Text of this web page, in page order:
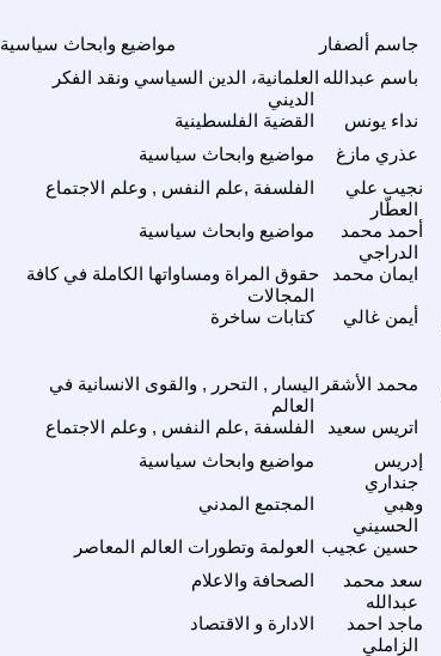
مواضيع وابحاث سياسية جاسم ألصفار
العلمانية، الدين السياسي ونقد الفكر
الديني
باسم عبدالله
القضية الفلسطينية نداء يونس
مواضيع وابحاث سياسية
عذري مازغ
الفلسفة ,علم النفس , وعلم الاجتماع
نجيب علي
العطّار
مواضيع وابحاث سياسية
أحمد محمد
الدراجي
حقوق المراة ومساواتها الكاملة في كافة
المجالات
ايمان محمد
كتابات ساخرة أيمن غالي
اليسار , التحرر , والقوى الانسانية في
العالم
محمد الأشقر
الفلسفة ,علم النفس , وعلم الاجتماع اتريس سعيد
مواضيع وابحاث سياسية
إدريس
جنداري
المجتمع المدني
وهبي
الحسيني
العولمة وتطورات العالم المعاصر حسين عجيب
الصحافة والاعلام
سعد محمد
عبدالله
الادارة و الاقتصاد
ماجد احمد
الزاملي